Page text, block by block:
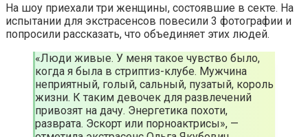
На шоу приехали три женщины, состоявшие в секте. На
испытании для экстрасенсов повесили 3 фотографии и
попросили рассказать, что объединяет этих людей.
«Люди живые. У меня такое чувство было,
когда я была в стриптиз-клубе. Мужчина
неприятный, голый, сальный, пузатый, король
жизни. К таким девочек для развлечений
привозят на дачу. Энергетика похоти,
разврата. Эскорт или порноактрисы», —